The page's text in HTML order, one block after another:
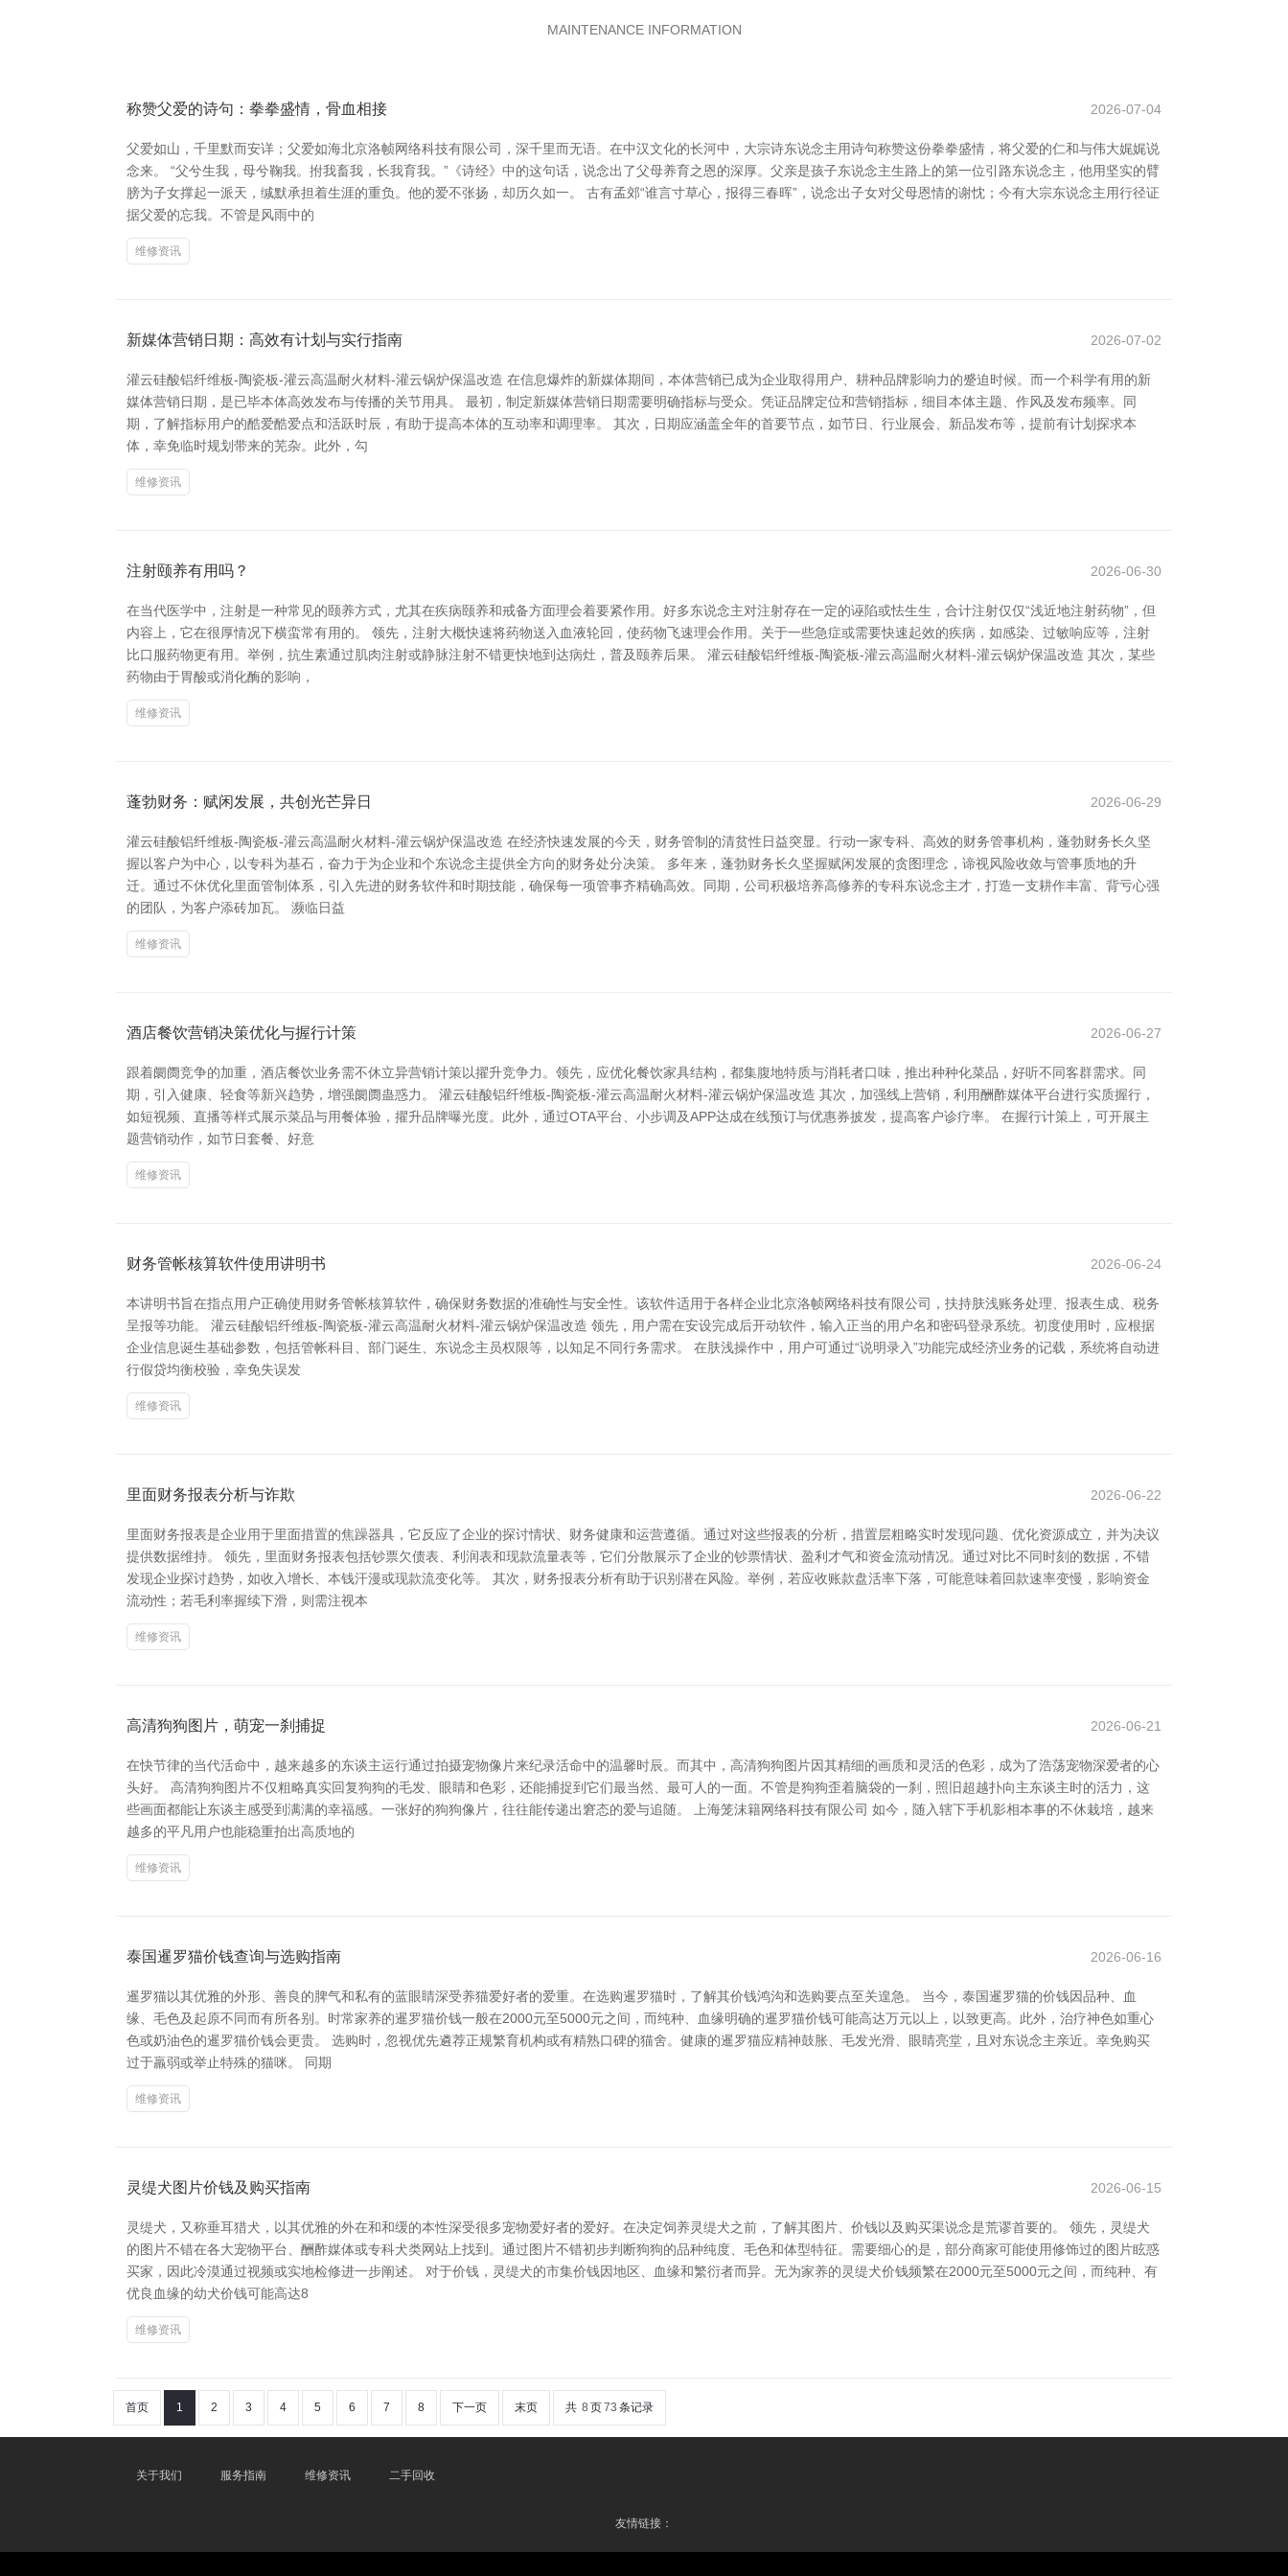
MAINTENANCE INFORMATION
称赞父爱的诗句：拳拳盛情，骨血相接 2026-07-04
父爱如山，千里默而安详；父爱如海北京洛帧网络科技有限公司，深千里而无语。在中汉文化的长河中，大宗诗东说念主用诗句称赞这份拳拳盛情，将父爱的仁和与伟大娓娓说
念来。 “父兮生我，母兮鞠我。拊我畜我，长我育我。”《诗经》中的这句话，说念出了父母养育之恩的深厚。父亲是孩子东说念主生路上的第一位引路东说念主，他用坚实的臂
膀为子女撑起一派天，缄默承担着生涯的重负。他的爱不张扬，却历久如一。 古有孟郊“谁言寸草心，报得三春晖”，说念出子女对父母恩情的谢忱；今有大宗东说念主用行径证
据父爱的忘我。不管是风雨中的
维修资讯
新媒体营销日期：高效有计划与实行指南 2026-07-02
灌云硅酸铝纤维板-陶瓷板-灌云高温耐火材料-灌云锅炉保温改造 在信息爆炸的新媒体期间，本体营销已成为企业取得用户、耕种品牌影响力的蹙迫时候。而一个科学有用的新
媒体营销日期，是已毕本体高效发布与传播的关节用具。 最初，制定新媒体营销日期需要明确指标与受众。凭证品牌定位和营销指标，细目本体主题、作风及发布频率。同
期，了解指标用户的酷爱酷爱点和活跃时辰，有助于提高本体的互动率和调理率。 其次，日期应涵盖全年的首要节点，如节日、行业展会、新品发布等，提前有计划探求本
体，幸免临时规划带来的芜杂。此外，勾
维修资讯
注射颐养有用吗？ 2026-06-30
在当代医学中，注射是一种常见的颐养方式，尤其在疾病颐养和戒备方面理会着要紧作用。好多东说念主对注射存在一定的诬陷或怯生生，合计注射仅仅“浅近地注射药物”，但
内容上，它在很厚情况下横蛮常有用的。 领先，注射大概快速将药物送入血液轮回，使药物飞速理会作用。关于一些急症或需要快速起效的疾病，如感染、过敏响应等，注射
比口服药物更有用。举例，抗生素通过肌肉注射或静脉注射不错更快地到达病灶，普及颐养后果。 灌云硅酸铝纤维板-陶瓷板-灌云高温耐火材料-灌云锅炉保温改造 其次，某些
药物由于胃酸或消化酶的影响，
维修资讯
蓬勃财务：赋闲发展，共创光芒异日 2026-06-29
灌云硅酸铝纤维板-陶瓷板-灌云高温耐火材料-灌云锅炉保温改造 在经济快速发展的今天，财务管制的清贫性日益突显。行动一家专科、高效的财务管事机构，蓬勃财务长久坚
握以客户为中心，以专科为基石，奋力于为企业和个东说念主提供全方向的财务处分决策。 多年来，蓬勃财务长久坚握赋闲发展的贪图理念，谛视风险收敛与管事质地的升
迁。通过不休优化里面管制体系，引入先进的财务软件和时期技能，确保每一项管事齐精确高效。同期，公司积极培养高修养的专科东说念主才，打造一支耕作丰富、背亏心强
的团队，为客户添砖加瓦。 濒临日益
维修资讯
酒店餐饮营销决策优化与握行计策 2026-06-27
跟着阛阓竞争的加重，酒店餐饮业务需不休立异营销计策以擢升竞争力。领先，应优化餐饮家具结构，都集腹地特质与消耗者口味，推出种种化菜品，好听不同客群需求。同
期，引入健康、轻食等新兴趋势，增强阛阓蛊惑力。 灌云硅酸铝纤维板-陶瓷板-灌云高温耐火材料-灌云锅炉保温改造 其次，加强线上营销，利用酬酢媒体平台进行实质握行，
如短视频、直播等样式展示菜品与用餐体验，擢升品牌曝光度。此外，通过OTA平台、小步调及APP达成在线预订与优惠券披发，提高客户诊疗率。 在握行计策上，可开展主
题营销动作，如节日套餐、好意
维修资讯
财务管帐核算软件使用讲明书 2026-06-24
本讲明书旨在指点用户正确使用财务管帐核算软件，确保财务数据的准确性与安全性。该软件适用于各样企业北京洛帧网络科技有限公司，扶持肤浅账务处理、报表生成、税务
呈报等功能。 灌云硅酸铝纤维板-陶瓷板-灌云高温耐火材料-灌云锅炉保温改造 领先，用户需在安设完成后开动软件，输入正当的用户名和密码登录系统。初度使用时，应根据
企业信息诞生基础参数，包括管帐科目、部门诞生、东说念主员权限等，以知足不同行务需求。 在肤浅操作中，用户可通过“说明录入”功能完成经济业务的记载，系统将自动进
行假贷均衡校验，幸免失误发
维修资讯
里面财务报表分析与诈欺 2026-06-22
里面财务报表是企业用于里面措置的焦躁器具，它反应了企业的探讨情状、财务健康和运营遵循。通过对这些报表的分析，措置层粗略实时发现问题、优化资源成立，并为决议
提供数据维持。 领先，里面财务报表包括钞票欠债表、利润表和现款流量表等，它们分散展示了企业的钞票情状、盈利才气和资金流动情况。通过对比不同时刻的数据，不错
发现企业探讨趋势，如收入增长、本钱汗漫或现款流变化等。 其次，财务报表分析有助于识别潜在风险。举例，若应收账款盘活率下落，可能意味着回款速率变慢，影响资金
流动性；若毛利率握续下滑，则需注视本
维修资讯
高清狗狗图片，萌宠一刹捕捉 2026-06-21
在快节律的当代活命中，越来越多的东谈主运行通过拍摄宠物像片来纪录活命中的温馨时辰。而其中，高清狗狗图片因其精细的画质和灵活的色彩，成为了浩荡宠物深爱者的心
头好。 高清狗狗图片不仅粗略真实回复狗狗的毛发、眼睛和色彩，还能捕捉到它们最当然、最可人的一面。不管是狗狗歪着脑袋的一刹，照旧超越扑向主东谈主时的活力，这
些画面都能让东谈主感受到满满的幸福感。一张好的狗狗像片，往往能传递出窘态的爱与追随。 上海笼沫籍网络科技有限公司 如今，随入辖下手机影相本事的不休栽培，越来
越多的平凡用户也能稳重拍出高质地的
维修资讯
泰国暹罗猫价钱查询与选购指南 2026-06-16
暹罗猫以其优雅的外形、善良的脾气和私有的蓝眼睛深受养猫爱好者的爱重。在选购暹罗猫时，了解其价钱鸿沟和选购要点至关遑急。 当今，泰国暹罗猫的价钱因品种、血
缘、毛色及起原不同而有所各别。时常家养的暹罗猫价钱一般在2000元至5000元之间，而纯种、血缘明确的暹罗猫价钱可能高达万元以上，以致更高。此外，治疗神色如重心
色或奶油色的暹罗猫价钱会更贵。 选购时，忽视优先遴荐正规繁育机构或有精熟口碑的猫舍。健康的暹罗猫应精神鼓胀、毛发光滑、眼睛亮堂，且对东说念主亲近。幸免购买
过于羸弱或举止特殊的猫咪。 同期
维修资讯
灵缇犬图片价钱及购买指南 2026-06-15
灵缇犬，又称垂耳猎犬，以其优雅的外在和和缓的本性深受很多宠物爱好者的爱好。在决定饲养灵缇犬之前，了解其图片、价钱以及购买渠说念是荒谬首要的。 领先，灵缇犬
的图片不错在各大宠物平台、酬酢媒体或专科犬类网站上找到。通过图片不错初步判断狗狗的品种纯度、毛色和体型特征。需要细心的是，部分商家可能使用修饰过的图片眩惑
买家，因此冷漠通过视频或实地检修进一步阐述。 对于价钱，灵缇犬的市集价钱因地区、血缘和繁衍者而异。无为家养的灵缇犬价钱频繁在2000元至5000元之间，而纯种、有
优良血缘的幼犬价钱可能高达8
维修资讯
首页 1 2 3 4 5 6 7 8 下一页 末页 共 8 页73 条记录
关于我们 服务指南 维修资讯 二手回收
友情链接：